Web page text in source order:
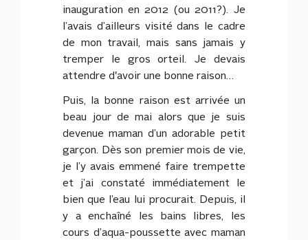
inauguration en 2012 (ou 2011?). Je
l’avais d’ailleurs visité dans le cadre
de mon travail, mais sans jamais y
tremper le gros orteil. Je devais
attendre d'avoir une bonne raison…
Puis, la bonne raison est arrivée un
beau jour de mai alors que je suis
devenue maman d’un adorable petit
garçon. Dès son premier mois de vie,
je l’y avais emmené faire trempette
et j’ai constaté immédiatement le
bien que l’eau lui procurait. Depuis, il
y a enchaîné les bains libres, les
cours d’aqua-poussette avec maman